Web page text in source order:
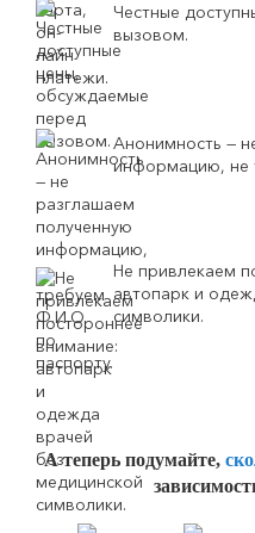
Честные
вызовом.
Анонимность —
информацию, не
Не привлекаем
автопарк и
символики.
А теперь подумайте,